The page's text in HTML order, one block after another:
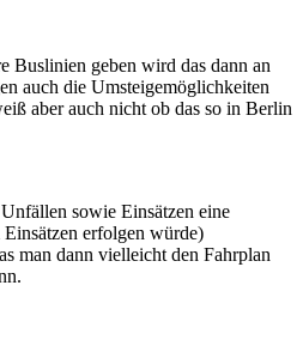
Buslinien geben wird das dann an
auch die Umsteigemöglichkeiten
aber auch nicht ob das so in Berlin
sowie Einsätzen eine
erfolgen würde)
man dann vielleicht den Fahrplan